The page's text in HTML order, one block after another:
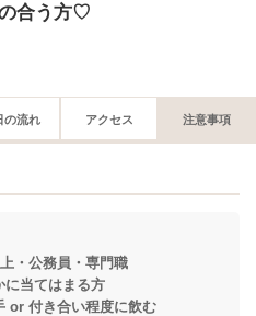
合う方♡
の流れ アクセス 注意事項
・公務員・専門職
はまる方
付き合い程度に飲む